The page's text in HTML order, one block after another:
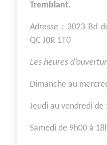
Tremblant.
Adresse : 3023 Bd
QC J0R 1T0
Les heures
Dimanche au
Jeudi au vendredi de
Samedi de 9h00 à